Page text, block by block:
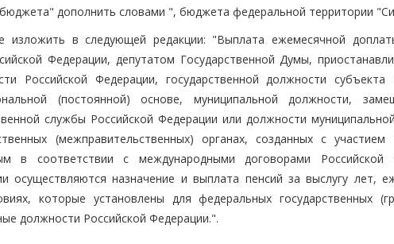
дополнить словами ", бюджета федеральной территории
изложить в следующей редакции: "Выплата ежемесячной
Федерации, депутатом Государственной Думы,
Российской Федерации, государственной должности субъекта
(постоянной) основе, муниципальной должности,
службы Российской Федерации или должности
(межправительственных) органах, созданных с участием
в соответствии с международными договорами Российской
осуществляются назначение и выплата пенсий за выслугу лет,
которые установлены для федеральных государственных
должности Российской Федерации.".